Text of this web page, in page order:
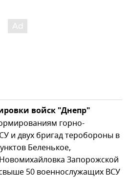
войск "Днепр"
горно-
и двух бригад теробороны в
Беленькое,
Запорожской
50 военнослужащих ВСУ